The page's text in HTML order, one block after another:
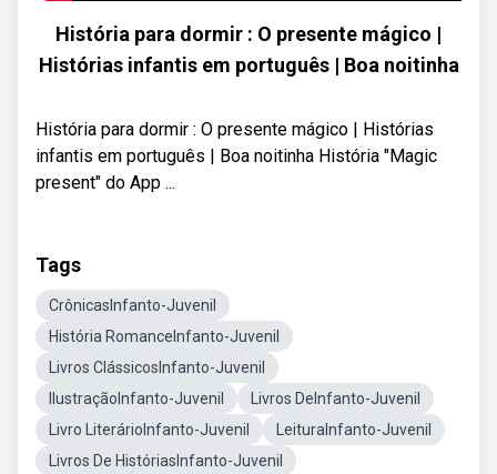
História para dormir : O presente mágico |
Histórias infantis em português | Boa noitinha
História para dormir : O presente mágico | Histórias
infantis em português | Boa noitinha História "Magic
present" do App ...
Tags
CrônicasInfanto-Juvenil
História RomanceInfanto-Juvenil
Livros ClássicosInfanto-Juvenil
IlustraçãoInfanto-Juvenil
Livros DeInfanto-Juvenil
Livro LiterárioInfanto-Juvenil
LeituraInfanto-Juvenil
Livros De HistóriasInfanto-Juvenil